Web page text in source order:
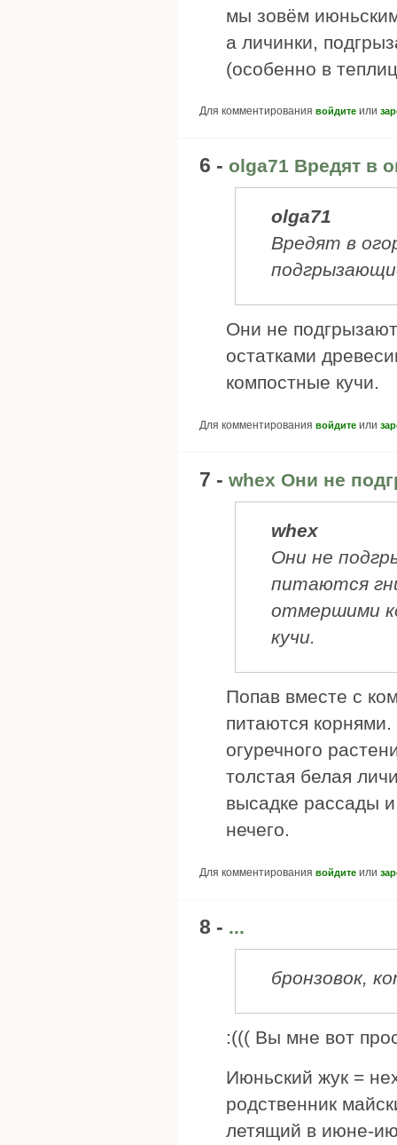
мы зовём
а личинки,
(особенно в
Для комментирования войдите или
6 - olga71 Вредят в
olga71
Вредят в
Они не
остатками
компостные кучи.
Для комментирования войдите или
7 - whex Они не
whex
Они не
питаются
отмершими
кучи.
Попав вместе с
питаются
огуречного
толстая белая
высадке рассады
нечего.
Для комментирования войдите или
8 - ...
бронзовок,
:((( Вы мне вот
Июньский жук =
родственник
летящий в июне-